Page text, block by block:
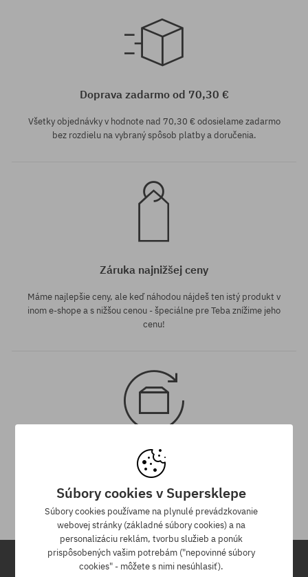
Doprava zadarmo od 70,30 €
Všetky objednávky v hodnote nad 70,30 € odosielame zadarmo
bez rozdielu na vybraný spôsob platby a doručenia.
Záruka najnižšej ceny
Máme najlepšie ceny, ale keď náhodou nájdeš ten istý produkt v
inom e-shope a s nižšou cenou - špeciálne pre Teba znížime jeho
cenu!
30 dní na vrátenie tovaru
Na vrátenie produktu máš 30 dní od dňa obdržania zásielky.
Súbory cookies v Supersklepe
Súbory cookies používame na plynulé prevádzkovanie
webovej stránky (základné súbory cookies) a na
personalizáciu reklám, tvorbu služieb a ponúk
prispôsobených vašim potrebám ("nepovinné súbory
cookies" - môžete s nimi nesúhlasiť).